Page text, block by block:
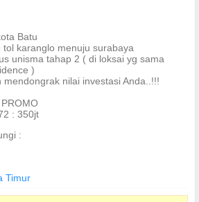
Batu
karanglo menuju surabaya
unisma tahap 2 ( di loksai yg sama
)
nilai investasi Anda..!!!
: 350jt
:
Timur